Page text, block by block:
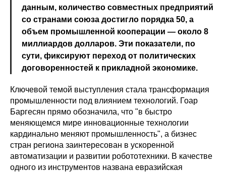
данным, количество совместных предприятий
со странами союза достигло порядка 50, а
объем промышленной кооперации — около 8
миллиардов долларов. Эти показатели, по
сути, фиксируют переход от политических
договоренностей к прикладной экономике.
Ключевой темой выступления стала трансформация
промышленности под влиянием технологий. Гоар
Баргесян прямо обозначила, что "в быстро
меняющемся мире инновационные технологии
кардинально меняют промышленность", а бизнес
стран региона заинтересован в ускоренной
автоматизации и развитии робототехники. В качестве
одного из инструментов названа евразийская